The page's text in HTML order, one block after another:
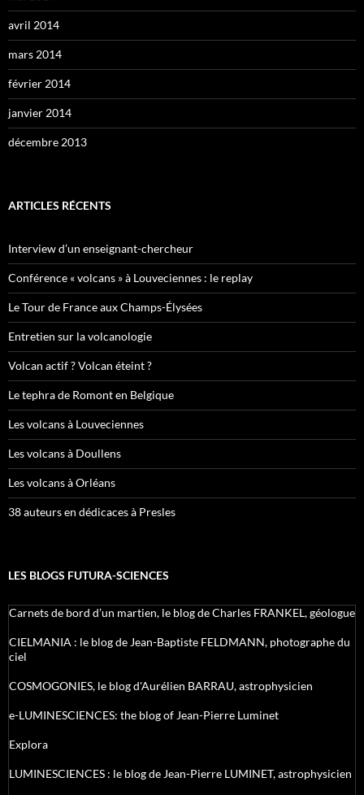
avril 2014
mars 2014
février 2014
janvier 2014
décembre 2013
ARTICLES RÉCENTS
Interview d’un enseignant-chercheur
Conférence « volcans » à Louveciennes : le replay
Le Tour de France aux Champs-Élysées
Entretien sur la volcanologie
Volcan actif ? Volcan éteint ?
Le tephra de Romont en Belgique
Les volcans à Louveciennes
Les volcans à Doullens
Les volcans à Orléans
38 auteurs en dédicaces à Presles
LES BLOGS FUTURA-SCIENCES
Carnets de bord d’un martien, le blog de Charles FRANKEL, géologue
CIELMANIA : le blog de Jean-Baptiste FELDMANN, photographe du
ciel
COSMOGONIES, le blog d'Aurélien BARRAU, astrophysicien
e-LUMINESCIENCES: the blog of Jean-Pierre Luminet
Explora
LUMINESCIENCES : le blog de Jean-Pierre LUMINET, astrophysicien